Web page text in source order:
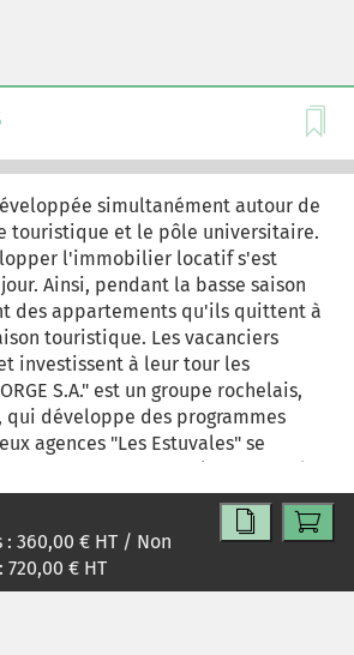
simultanément autour de
touristique et le pôle universitaire.
l'immobilier locatif s'est
Ainsi, pendant la basse saison
des appartements qu'ils quittent à
touristique. Les vacanciers
investissent à leur tour les
S.A." est un groupe rochelais,
développe des programmes
agences "Les Estuvales" se
appartements pour le compte des
derniers, l'investissement
rentable que si l'
tout au long de l'année. "Les
pour louer ces appartements
: 360,00 € HT / Non
720,00 € HT